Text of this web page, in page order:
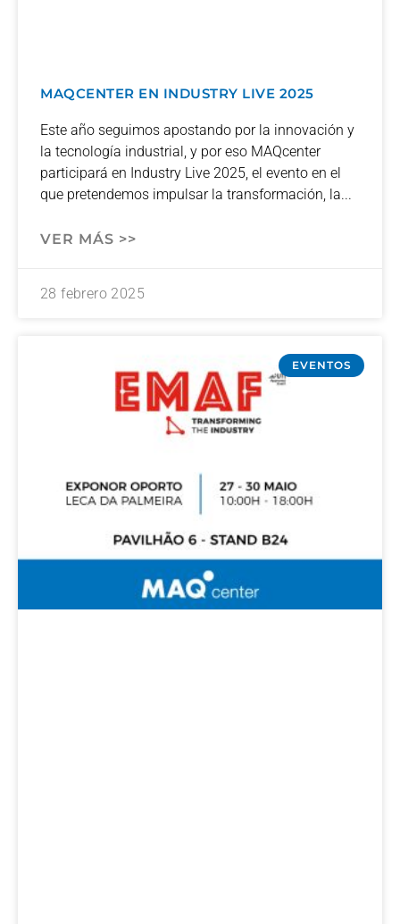
MAQCENTER EN INDUSTRY LIVE 2025
Este año seguimos apostando por la innovación y
la tecnología industrial, y por eso MAQcenter
participará en Industry Live 2025, el evento en el
que pretendemos impulsar la transformación, la
VER MÁS >>
28 febrero 2025
EVENTOS